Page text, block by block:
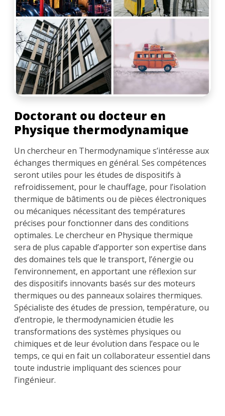
Doctorant ou docteur en
Physique thermodynamique
Un chercheur en Thermodynamique s’intéresse aux
échanges thermiques en général. Ses compétences
seront utiles pour les études de dispositifs à
refroidissement, pour le chauffage, pour l’isolation
thermique de bâtiments ou de pièces électroniques
ou mécaniques nécessitant des températures
précises pour fonctionner dans des conditions
optimales. Le chercheur en Physique thermique
sera de plus capable d’apporter son expertise dans
des domaines tels que le transport, l’énergie ou
l’environnement, en apportant une réflexion sur
des dispositifs innovants basés sur des moteurs
thermiques ou des panneaux solaires thermiques.
Spécialiste des études de pression, température, ou
d’entropie, le thermodynamicien étudie les
transformations des systèmes physiques ou
chimiques et de leur évolution dans l’espace ou le
temps, ce qui en fait un collaborateur essentiel dans
toute industrie impliquant des sciences pour
l’ingénieur.